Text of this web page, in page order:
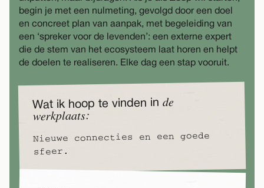
begin je met een nulmeting, gevolgd door een doel
en concreet plan van aanpak, met begeleiding van
een ‘spreker voor de levenden’: een externe expert
die de stem van het ecosysteem laat horen en helpt
de doelen te realiseren. Elke dag een stap vooruit.
Wat ik hoop te vinden inde
werkplaats:
Nieuwe connecties en een goede
sfeer.